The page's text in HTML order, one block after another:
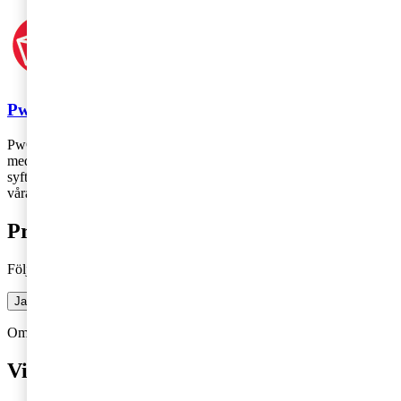
PwC
PwC Sverige är marknadsledande inom revision och rådgivning
med 2 700 medarbetare runt om i landet – vi finns där du finns! Vårt
syfte är att skapa förtroende i samhället och lösa viktiga problem och
våra värderingar genomsyrar allt vi gör.
Prenumerera på bloggen
Följ vår blogg och få insikter som driver tillväxt
Ja, jag vill prenumerera på Företagarbloggen
Om du inte får fram något formulär via knappen ovan,
Vill du veta mer?